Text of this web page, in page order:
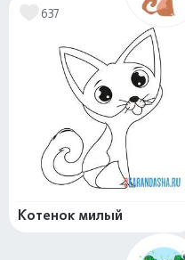
637
Котенок милый